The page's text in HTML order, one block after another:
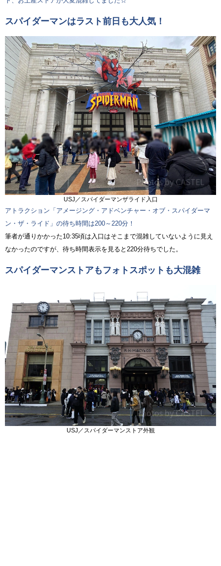
スパイダーマンはラスト前日も大人気！
USJ／スパイダーマンザライド入口
アトラクション「アメージング・アドベンチャー・オブ・スパイダーマ
ン・ザ・ライド」の待ち時間は200～220分！
筆者が通りかかった10:35頃は入口はそこまで混雑していないように見え
なかったのですが、待ち時間表示を見ると220分待ちでした。
スパイダーマンストアもフォトスポットも大混雑
USJ／スパイダーマンストア外観